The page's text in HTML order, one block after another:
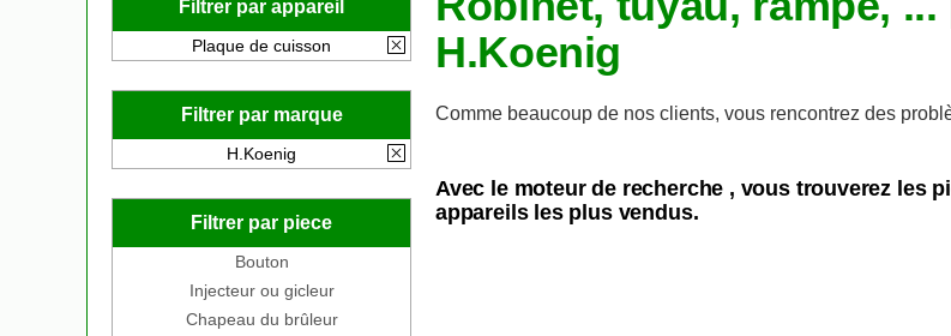
Filtrer par appareil
Plaque de cuisson
Filtrer par marque
H.Koenig
Filtrer par piece
Bouton
Injecteur ou gicleur
Chapeau du brûleur
H.Koenig
Comme beaucoup de nos clients, vous rencontrez des
Avec le moteur de recherche , vous trouverez les
appareils les plus vendus.